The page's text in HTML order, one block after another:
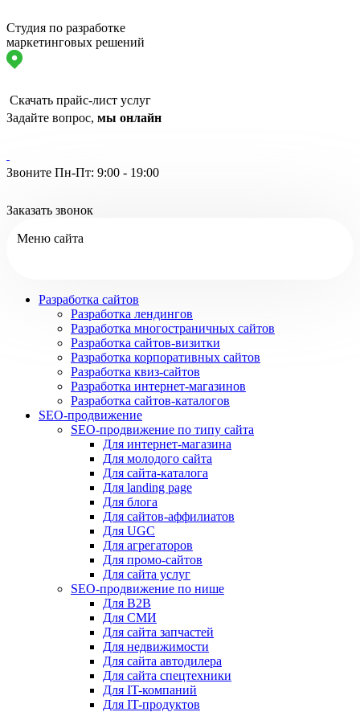
Студия по разработке
маркетинговых решений
Скачать прайс-лист услуг
Задайте вопрос, мы онлайн
Звоните Пн-Пт: 9:00 - 19:00
Заказать звонок
Меню сайта
Разработка сайтов
Разработка лендингов
Разработка многостраничных сайтов
Разработка сайтов-визитки
Разработка корпоративных сайтов
Разработка квиз-сайтов
Разработка интернет-магазинов
Разработка сайтов-каталогов
SEO-продвижение
SEO-продвижение по типу сайта
Для интернет-магазина
Для молодого сайта
Для сайта-каталога
Для landing page
Для блога
Для сайтов-аффилиатов
Для UGC
Для агрегаторов
Для промо-сайтов
Для сайта услуг
SEO-продвижение по нише
Для B2B
Для СМИ
Для сайта запчастей
Для недвижимости
Для сайта автодилера
Для сайта спецтехники
Для IT-компаний
Для IT-продуктов